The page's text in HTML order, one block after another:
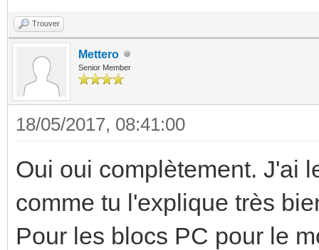
Trouver
Mettero
Senior Member
18/05/2017, 08:41:00
Oui oui complètement. J'ai
comme tu l'explique très
Pour les blocs PC pour le